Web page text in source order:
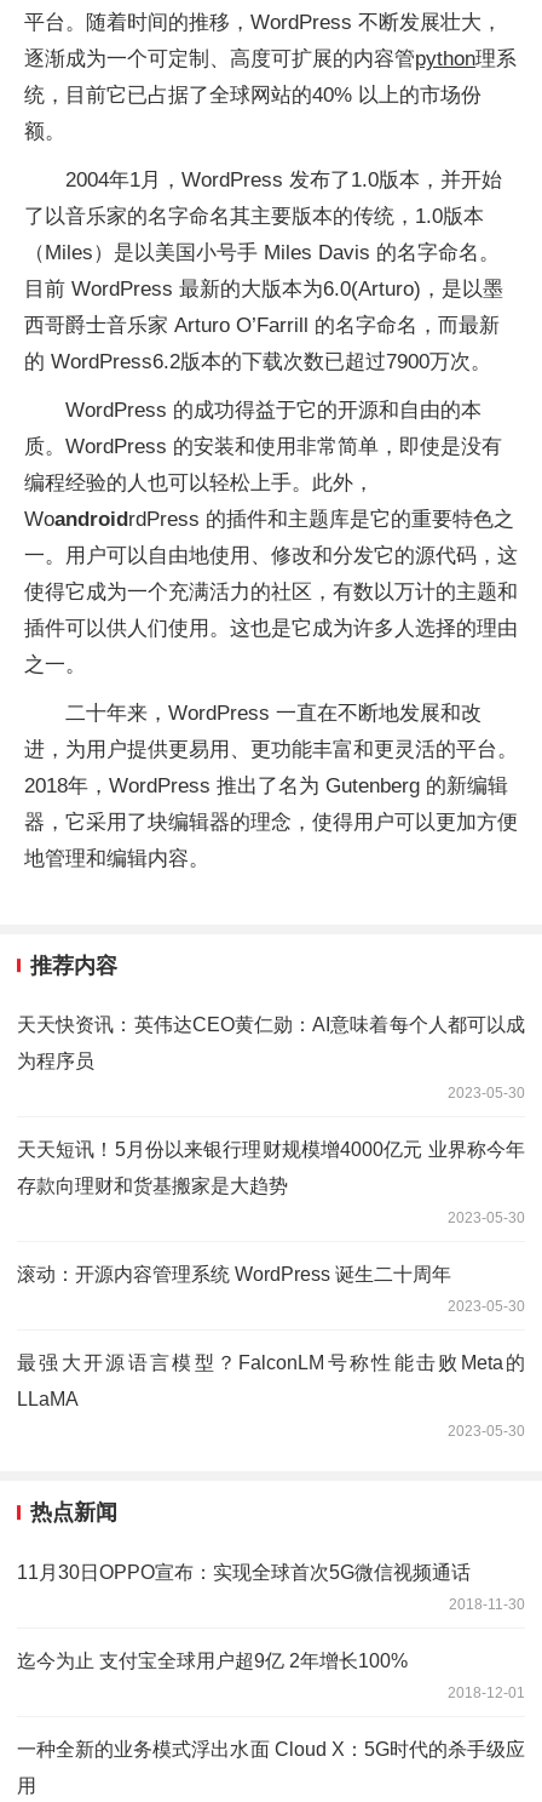
平台。随着时间的推移，WordPress 不断发展壮大，
逐渐成为一个可定制、高度可扩展的内容管python理系
统，目前它已占据了全球网站的40% 以上的市场份
额。
2004年1月，WordPress 发布了1.0版本，并开始
了以音乐家的名字命名其主要版本的传统，1.0版本
（Miles）是以美国小号手 Miles Davis 的名字命名。
目前 WordPress 最新的大版本为6.0(Arturo)，是以墨
西哥爵士音乐家 Arturo O’Farrill 的名字命名，而最新
的 WordPress6.2版本的下载次数已超过7900万次。
WordPress 的成功得益于它的开源和自由的本
质。WordPress 的安装和使用非常简单，即使是没有
编程经验的人也可以轻松上手。此外，
WoandroidrdPress 的插件和主题库是它的重要特色之
一。用户可以自由地使用、修改和分发它的源代码，这
使得它成为一个充满活力的社区，有数以万计的主题和
插件可以供人们使用。这也是它成为许多人选择的理由
之一。
二十年来，WordPress 一直在不断地发展和改
进，为用户提供更易用、更功能丰富和更灵活的平台。
2018年，WordPress 推出了名为 Gutenberg 的新编辑
器，它采用了块编辑器的理念，使得用户可以更加方便
地管理和编辑内容。
推荐内容
天天快资讯：英伟达CEO黄仁勋：AI意味着每个人都可以成
为程序员
2023-05-30
天天短讯！5月份以来银行理财规模增4000亿元 业界称今年
存款向理财和货基搬家是大趋势
2023-05-30
滚动：开源内容管理系统 WordPress 诞生二十周年
2023-05-30
最强大开源语言模型？FalconLM号称性能击败Meta的
LLaMA
2023-05-30
热点新闻
11月30日OPPO宣布：实现全球首次5G微信视频通话
2018-11-30
迄今为止 支付宝全球用户超9亿 2年增长100%
2018-12-01
一种全新的业务模式浮出水面 Cloud X：5G时代的杀手级应
用